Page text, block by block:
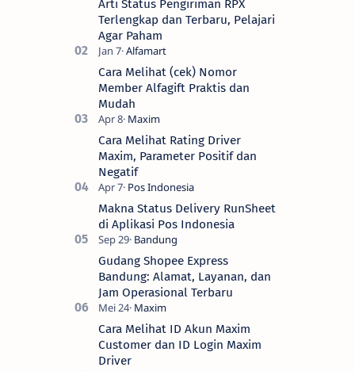
Arti Status Pengiriman RPX
Terlengkap dan Terbaru, Pelajari
Agar Paham
Cara Melihat (cek) Nomor
Member Alfagift Praktis dan
Mudah
Cara Melihat Rating Driver
Maxim, Parameter Positif dan
Negatif
Makna Status Delivery RunSheet
di Aplikasi Pos Indonesia
Gudang Shopee Express
Bandung: Alamat, Layanan, dan
Jam Operasional Terbaru
Cara Melihat ID Akun Maxim
Customer dan ID Login Maxim
Driver